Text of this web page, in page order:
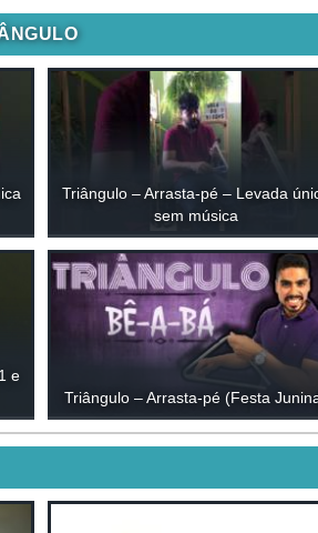
Triângulo – Arrasta-pé – Levada
sem música
e
Triângulo – Arrasta-pé (Festa